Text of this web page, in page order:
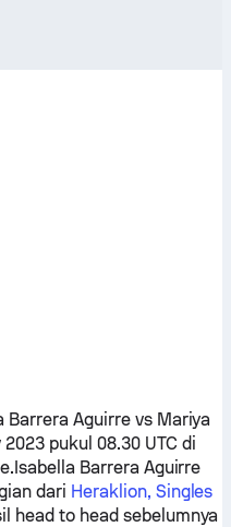
Barrera Aguirrevs Mariya
pukul 08.30 UTC di
Isabella Barrera Aguirre
dari Heraklion, Singles
head to head sebelumnya